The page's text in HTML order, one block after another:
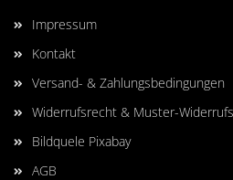
Impressum
Kontakt
Versand- & Zahlungsbedingungen
Widerrufsrecht & Muster-
Bildquele Pixabay
AGB